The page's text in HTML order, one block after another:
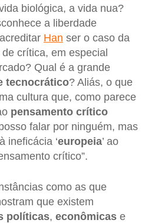
biológica, a vida nua?
a liberdade
Han ser o caso da
de crítica, em especial
Qual é a grande
tecnocrático? Aliás, o que
cultura que, como parece
pensamento crítico
falar por ninguém, mas
ineficácia ‘europeia’ ao
crítico”.
como as que
que existem
políticas, econômicas e